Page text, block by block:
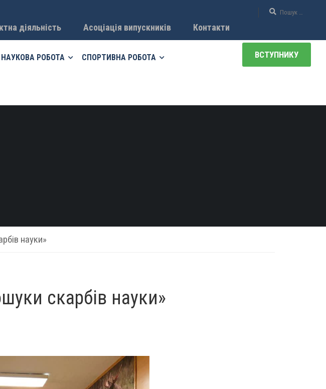
діяльність Асоціація випускників Контакти
НАУКОВА РОБОТА СПОРТИВНА РОБОТА ВСТУПНИКУ
науки»
скарбів науки»